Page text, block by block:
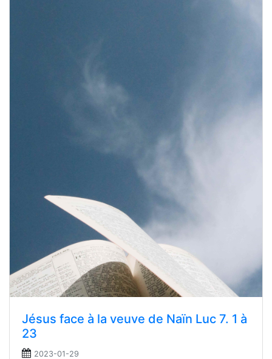
Jésus face à la veuve de Naïn Luc 7. 1 à
23
2023-01-29